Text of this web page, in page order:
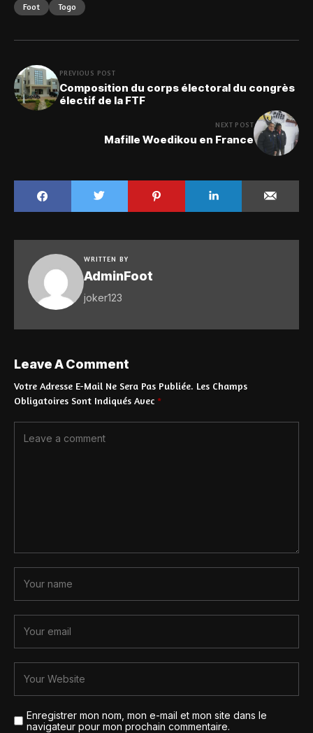
Foot Togo
PREVIOUS POST
Composition du corps électoral du congrès
électif de la FTF
NEXT POST
Mafille Woedikou en France
WRITTEN BY
AdminFoot
joker123
Leave A Comment
Votre Adresse E-Mail Ne Sera Pas Publiée. Les Champs
Obligatoires Sont Indiqués Avec *
Enregistrer mon nom, mon e-mail et mon site dans le
navigateur pour mon prochain commentaire.